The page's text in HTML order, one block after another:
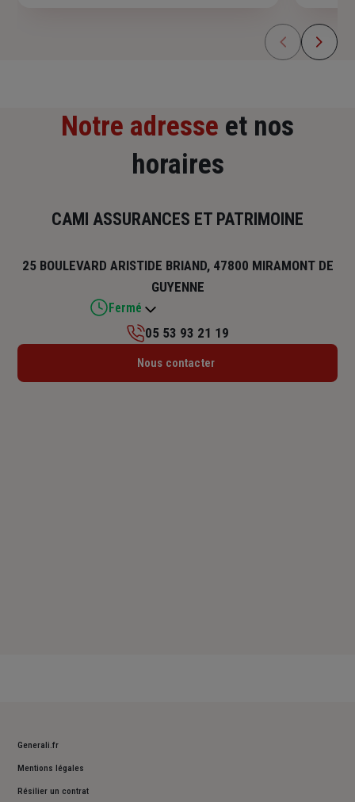
Notre adresse et nos
horaires
CAMI ASSURANCES ET PATRIMOINE
25 BOULEVARD ARISTIDE BRIAND, 47800 MIRAMONT DE
GUYENNE
Fermé
Lundi : 09h – 12h / 14h – 18h
05 53 93 21 19
Nous contacter
Generali.fr
Mentions légales
Résilier un contrat